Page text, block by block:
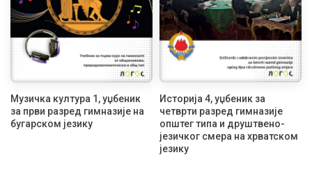
Музичка култура 1, уџбеник
за први разред гимназије на
бугарском језику
Историја 4, уџбеник за
четврти разред гимназије
општег типа и друштвено-
језичког смера на хрватском
језику